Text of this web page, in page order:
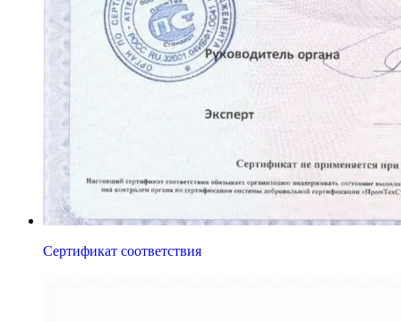
Сертификат соответствия